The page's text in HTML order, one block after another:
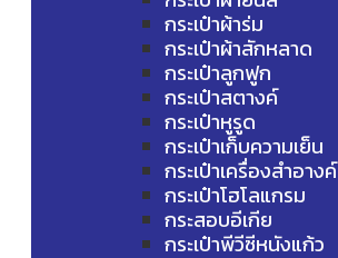
กระเป๋าผ้าร่ม
กระเป๋าผ้าสักหลาด
กระเป๋าลูกฟูก
กระเป๋าสตางค์
กระเป๋าหูรูด
กระเป๋าเก็บความเย็น
กระเป๋าเครื่องสำอางค์
กระเป๋าโฮโลแกรม
กระสอบอีเกีย
กระเป๋าพีวีซีหนังแก้ว